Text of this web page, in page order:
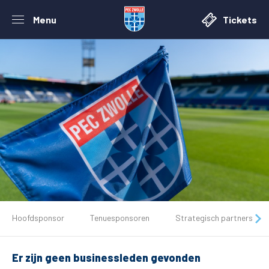
Menu Tickets
Tickets
Matchdays
Hoofdsponsor Tenuesponsoren Strategisch partners
Er zijn geen businessleden gevonden